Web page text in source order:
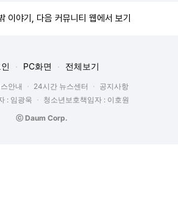
이야기, 다음 커뮤니티 웹에서 보기
PC화면 전체보기
안내 24시간 뉴스센터
공지사항
: 임광욱
청소년보호책임자 : 이호원
ⓒ Daum Corp.